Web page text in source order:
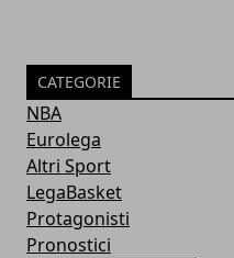
CATEGORIE
NBA
Eurolega
Altri Sport
LegaBasket
Protagonisti
Pronostici